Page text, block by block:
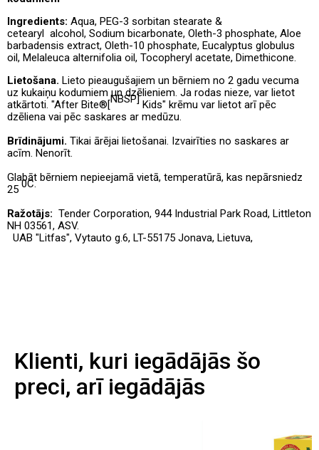
Ingredients: Aqua, PEG-3 sorbitan stearate &
cetearyl alcohol, Sodium bicarbonate, Oleth-3 phosphate, Aloe
barbadensis extract, Oleth-10 phosphate, Eucalyptus globulus
oil, Melaleuca alternifolia oil, Tocopheryl acetate, Dimethicone.
Lietošana. Lieto pieaugušajiem un bērniem no 2 gadu vecuma
uz kukaiņu kodumiem un dzēlieniem Ja rodas nieze, var lietot
atkārtoti. "After Bite®[NBSP]Kids" krēmu var lietot arī pēc
dzēliena vai pēc saskares ar medūzu.
Brīdinājumi. Tikai ārējai lietošanai. Izvairīties no saskares ar
acīm. Nenorīt.
Glabāt bērniem nepieejamā vietā, temperatūrā, kas nepārsniedz
25 0C.
Ražotājs: Tender Corporation, 944 Industrial Park Road, Littleton
NH 03561, ASV.
UAB "Litfas", Vytauto g.6, LT-55175 Jonava, Lietuva,
Klienti, kuri iegādājās šo
preci, arī iegādājās